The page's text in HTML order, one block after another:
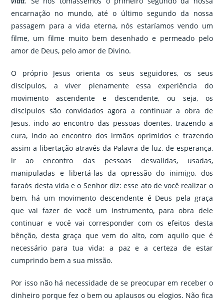
encarnação no mundo, até o último segundo da nossa
passagem para a vida eterna, nós estaríamos vendo um
filme, um filme muito bem desenhado e permeado pelo
amor de Deus, pelo amor de Divino.
O próprio Jesus orienta os seus seguidores, os seus
discípulos, a viver plenamente essa experiência do
movimento ascendente e descendente, ou seja, os
discípulos são convidados agora a continuar a obra de
Jesus, indo ao encontro das pessoas doentes, trazendo a
cura, indo ao encontro dos irmãos oprimidos e trazendo
assim a libertação através da Palavra de luz, de esperança,
ir ao encontro das pessoas desvalidas, usadas,
manipuladas e libertá-las da opressão do inimigo, dos
faraós desta vida e o Senhor diz: esse ato de você realizar o
bem, há um movimento descendente é Deus pela graça
que vai fazer de você um instrumento, para obra dele
continuar e você vai corresponder com os efeitos desta
bênção, desta graça que vem do alto, com aquilo que é
necessário para tua vida: a paz e a certeza de estar
cumprindo bem a sua missão.
Por isso não há necessidade de se preocupar em receber o
dinheiro porque fez o bem ou aplausos ou elogios. Não fica